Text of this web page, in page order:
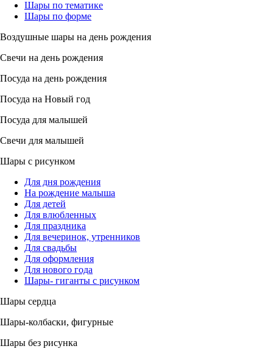
Шары по тематике
Шары по форме
Воздушные шары на день рождения
Свечи на день рождения
Посуда на день рождения
Посуда на Новый год
Посуда для малышей
Свечи для малышей
Шары с рисунком
Для дня рождения
На рождение малыша
Для детей
Для влюбленных
Для праздника
Для вечеринок, утренников
Для свадьбы
Для оформления
Для нового года
Шары- гиганты с рисунком
Шары сердца
Шары-колбаски, фигурные
Шары без рисунка